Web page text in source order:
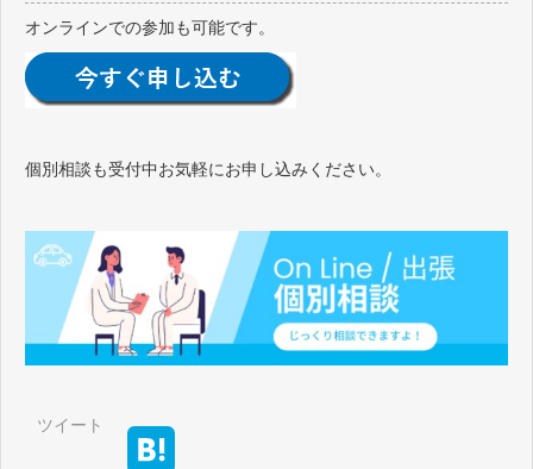
オンラインでの参加も可能です。
個別相談も受付中お気軽にお申し込みください。
ツイート